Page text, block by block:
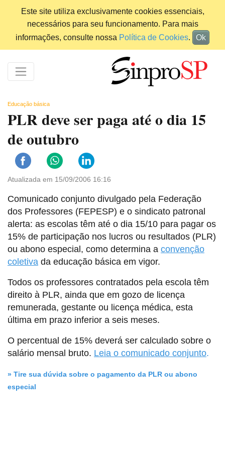
Este site utiliza exclusivamente cookies essenciais,
necessários para seu funcionamento. Para mais
informações, consulte nossa Política de Cookies. Ok
Educação básica
PLR deve ser paga até o dia 15
de outubro
Atualizada em 15/09/2006 16:16
Comunicado conjunto divulgado pela Federação
dos Professores (FEPESP) e o sindicato patronal
alerta: as escolas têm até o dia 15/10 para pagar os
15% de participação nos lucros ou resultados (PLR)
ou abono especial, como determina a convenção
coletiva da educação básica em vigor.
Todos os professores contratados pela escola têm
direito à PLR, ainda que em gozo de licença
remunerada, gestante ou licença médica, esta
última em prazo inferior a seis meses.
O percentual de 15% deverá ser calculado sobre o
salário mensal bruto. Leia o comunicado conjunto.
» Tire sua dúvida sobre o pagamento da PLR ou abono
especial